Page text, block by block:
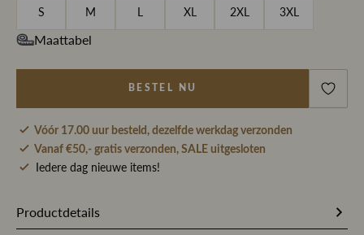
S M L XL 2XL 3XL
Maattabel
BESTEL NU
Vóór 17.00 uur besteld, dezelfde werkdag verzonden
Vanaf €50,- gratis verzonden, SALE uitgesloten
Iedere dag nieuwe items!
Productdetails